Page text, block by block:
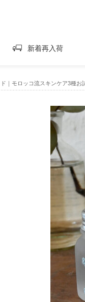
新着再入荷
｜モロッコ流スキンケア3種お